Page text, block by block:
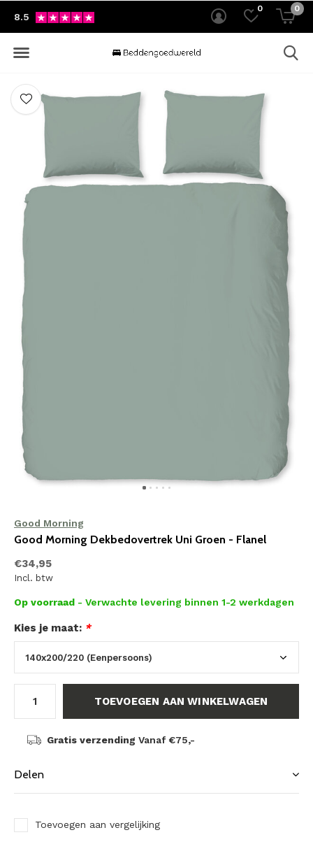
0 0
8.5
Good Morning
Good Morning Dekbedovertrek Uni Groen - Flanel
€34,95
Incl. btw
Op voorraad - Verwachte levering binnen 1-2 werkdagen
Kies je maat: *
TOEVOEGEN AAN WINKELWAGEN
Gratis verzending Vanaf €75,-
Delen
Toevoegen aan vergelijking